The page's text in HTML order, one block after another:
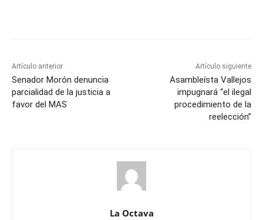
Artículo anterior
Senador Morón denuncia
parcialidad de la justicia a
favor del MAS
Artículo siguiente
Asambleísta Vallejos
impugnará “el ilegal
procedimiento de la
reelección”
La Octava